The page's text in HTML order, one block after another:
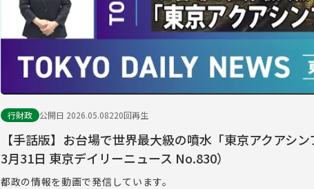
行財政 公開日 2026.05.08220回再生
【手話版】お台場で世界最大級の噴水「東京アクアシ
3月31日 東京デイリーニュース No.830）
都政の情報を動画で発信しています。